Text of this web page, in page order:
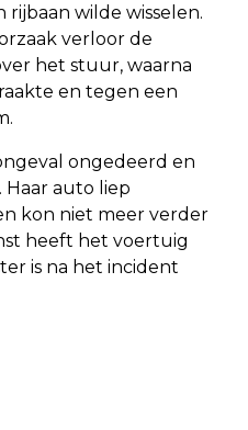
wilde wisselen.
verloor de
het stuur, waarna
en tegen een
ongedeerd en
Haar auto liep
kon niet meer verder
heeft het voertuig
is na het incident